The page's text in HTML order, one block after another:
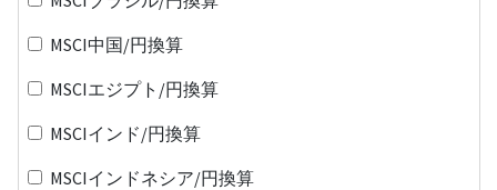
MSCI中国/円換算
MSCIエジプト/円換算
MSCIインド/円換算
MSCIインドネシア/円換算